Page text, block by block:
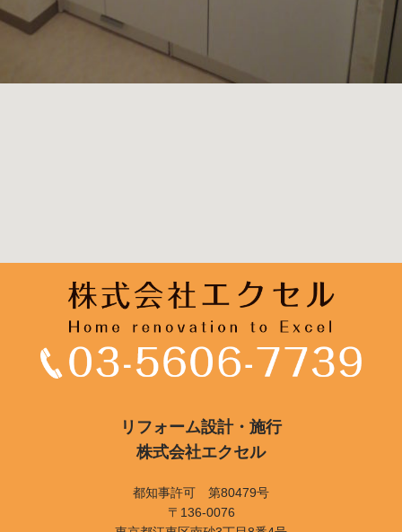
リフォーム設計・施行
株式会社エクセル
都知事許可 第80479号
〒136-0076